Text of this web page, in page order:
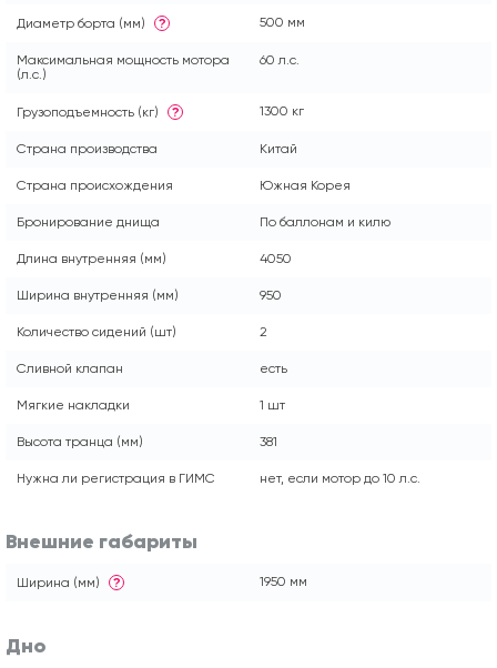
Диаметр борта (мм) ? 500 мм
Максимальная мощность мотора
(л.с.)
60 л.с.
Грузоподъемность (кг) ? 1300 кг
Страна производства Китай
Страна происхождения Южная Корея
Бронирование днища По баллонам и килю
Длина внутренняя (мм) 4050
Ширина внутренняя (мм) 950
Количество сидений (шт) 2
Сливной клапан есть
Мягкие накладки 1 шт
Высота транца (мм) 381
Нужна ли регистрация в ГИМС нет, если мотор до 10 л.с.
Внешние габариты
Ширина (мм) ? 1950 мм
Дно